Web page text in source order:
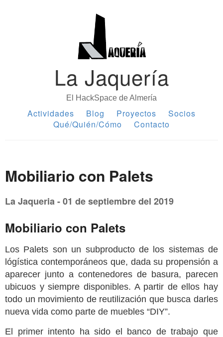
La Jaquería
El HackSpace de Almería
Actividades Blog Proyectos
Socios
Qué/Quién/Cómo
Contacto
Mobiliario con Palets
La Jaqueria - 01 de septiembre del 2019
Mobiliario con Palets
Los Palets son un subproducto de los sistemas de
lógística contemporáneos que, dada su propensión a
aparecer junto a contenedores de basura, parecen
ubicuos y siempre disponibles. A partir de ellos hay
todo un movimiento de reutilización que busca darles
nueva vida como parte de muebles “DIY”.
El primer intento ha sido el banco de trabajo que